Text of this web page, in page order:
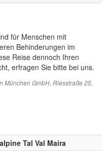
für Menschen mit
Behinderungen im
Reise dennoch Ihren
erfragen Sie bitte bei uns.
München GmbH, Riesstraße 25,
Tal Val Maira